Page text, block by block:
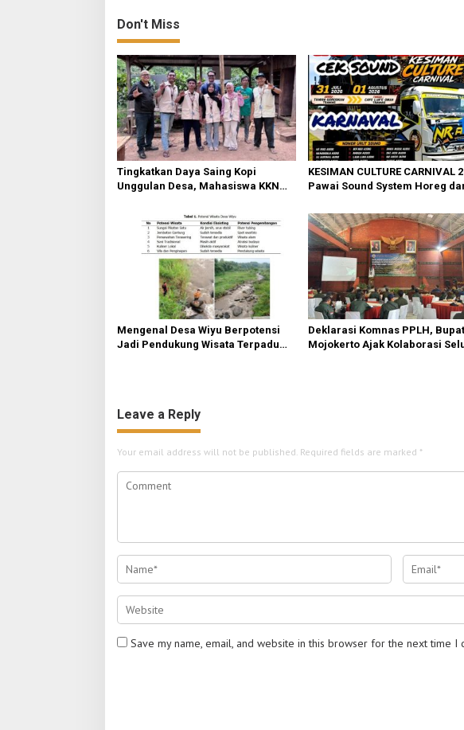
Don't Miss
Tingkatkan Daya Saing Kopi
Unggulan Desa, Mahasiswa KKN
KESIMAN CULTURE CARNIVAL
Pawai Sound System Horeg
Mengenal Desa Wiyu Berpotensi
Jadi Pendukung Wisata Terpadu
Deklarasi Komnas PPLH,
Mojokerto Ajak Kolaborasi
Leave a Reply
Your email address will not be published. Required fields are marked *
Save my name, email, and website in this browser for the next time I